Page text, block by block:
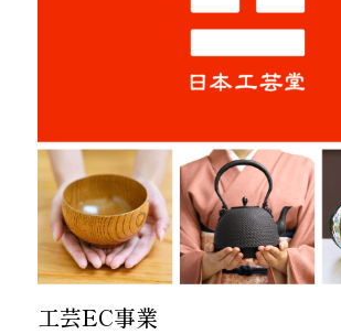
工芸EC事業